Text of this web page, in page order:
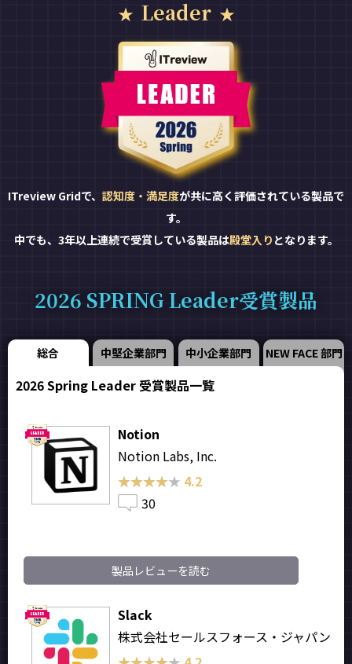
Leader
ITreview Gridで、 認知度・満足度が共に高く評価されている製品で
す。
中でも、3年以上連続で受賞している製品は殿堂入り となります。
2026 SPRING Leader受賞製品
総合 中堅企業部門 中小企業部門 NEW FACE 部門
2026 Spring Leader 受賞製品一覧
Notion
Notion Labs, Inc.
★★★★★
★★★★★ 4.2
30
製品レビューを読む
Slack
株式会社セールスフォース・ジャパン